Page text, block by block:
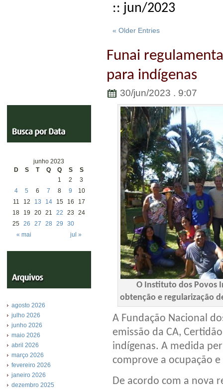
junho 2023
D
S T Q Q S S
« mai jul »
1 2
3
4
5 6 7 8 9
10
11
12 13 14 15 16
17
18
19 20 21 22 23
24
25 26 27 28 29 30
agosto 2026
julho 2026
junho 2026
maio 2026
abril 2026
março 2026
fevereiro 2026
janeiro 2026
dezembro 2025
:: jun/2023
« Older Entries
Funai
para indígenas
30/jun/2023 . 9:07
O Instituto dos Povos
obtenção e regularização
A Fundação Nacional
emissão da CA,
indígenas. A medida
comprove a ocupação
De acordo com a nova